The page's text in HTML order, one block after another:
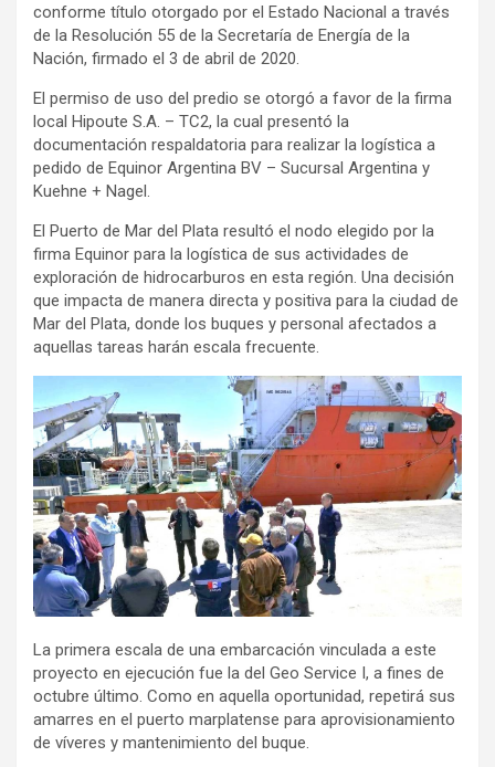
conforme título otorgado por el Estado Nacional a través
de la Resolución 55 de la Secretaría de Energía de la
Nación, firmado el 3 de abril de 2020.
El permiso de uso del predio se otorgó a favor de la firma
local Hipoute S.A. – TC2, la cual presentó la
documentación respaldatoria para realizar la logística a
pedido de Equinor Argentina BV – Sucursal Argentina y
Kuehne + Nagel.
El Puerto de Mar del Plata resultó el nodo elegido por la
firma Equinor para la logística de sus actividades de
exploración de hidrocarburos en esta región. Una decisión
que impacta de manera directa y positiva para la ciudad de
Mar del Plata, donde los buques y personal afectados a
aquellas tareas harán escala frecuente.
La primera escala de una embarcación vinculada a este
proyecto en ejecución fue la del Geo Service I, a fines de
octubre último. Como en aquella oportunidad, repetirá sus
amarres en el puerto marplatense para aprovisionamiento
de víveres y mantenimiento del buque.